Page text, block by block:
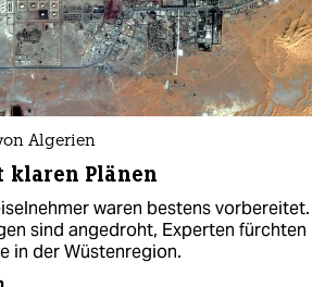
Algerien
Plänen
waren bestens vorbereitet.
sind angedroht, Experten fürchten
in der Wüstenregion.